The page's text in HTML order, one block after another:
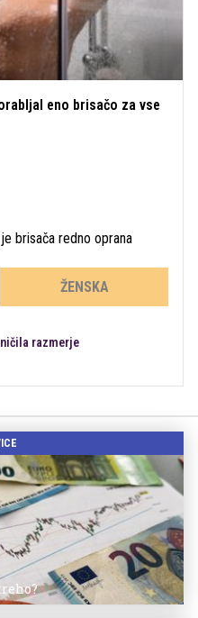
eno brisačo za vse
brisača redno oprana
ŽENSKA
razmerje